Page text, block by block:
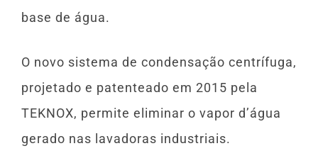
base de água.
O novo sistema de condensação centrífuga,
projetado e patenteado em 2015 pela
TEKNOX, permite eliminar o vapor d’água
gerado nas lavadoras industriais.